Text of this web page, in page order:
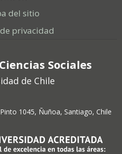
del sitio
privacidad
Sociales
de Chile
1045, Ñuñoa, Santiago, Chile